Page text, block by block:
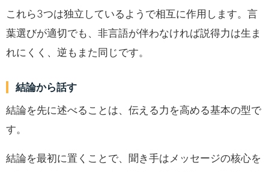
これら3つは独立しているようで相互に作用します。言
葉選びが適切でも、非言語が伴わなければ説得力は生ま
れにくく、逆もまた同じです。
結論から話す
結論を先に述べることは、伝える力を高める基本の型で
す。
結論を最初に置くことで、聞き手はメッセージの核心を